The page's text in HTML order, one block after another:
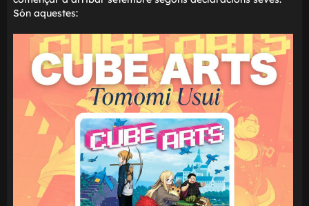
De moment, han anunciat 3 llicències, les quals ja
començar a arribar setembre segons declaracions
Són aquestes: